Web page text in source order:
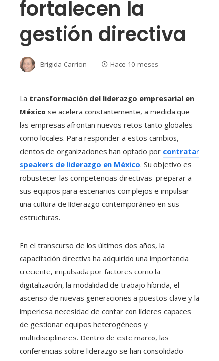
fortalecen la
gestión directiva
Brigida Carrion Hace 10 meses
La transformación del liderazgo empresarial en
México se acelera constantemente, a medida que
las empresas afrontan nuevos retos tanto globales
como locales. Para responder a estos cambios,
cientos de organizaciones han optado por contratar
speakers de liderazgo en México. Su objetivo es
robustecer las competencias directivas, preparar a
sus equipos para escenarios complejos e impulsar
una cultura de liderazgo contemporáneo en sus
estructuras.
En el transcurso de los últimos dos años, la
capacitación directiva ha adquirido una importancia
creciente, impulsada por factores como la
digitalización, la modalidad de trabajo híbrida, el
ascenso de nuevas generaciones a puestos clave y la
imperiosa necesidad de contar con líderes capaces
de gestionar equipos heterogéneos y
multidisciplinares. Dentro de este marco, las
conferencias sobre liderazgo se han consolidado